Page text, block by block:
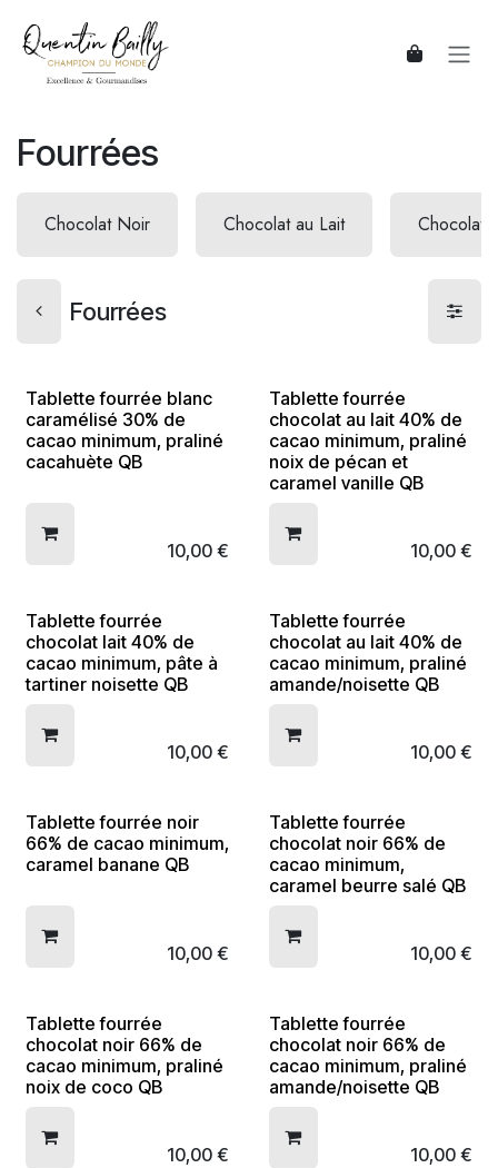
Fourrées
Chocolat Noir Chocolat au Lait Chocolat
Fourrées
Tablette fourrée blanc
caramélisé 30% de
cacao minimum, praliné
cacahuète QB
10,00 €
Tablette fourrée
chocolat au lait 40% de
cacao minimum, praliné
noix de pécan et
caramel vanille QB
10,00 €
Tablette fourrée
chocolat lait 40% de
cacao minimum, pâte à
tartiner noisette QB
10,00 €
Tablette fourrée
chocolat au lait 40% de
cacao minimum, praliné
amande/noisette QB
10,00 €
Tablette fourrée noir
66% de cacao minimum,
caramel banane QB
10,00 €
Tablette fourrée
chocolat noir 66% de
cacao minimum,
caramel beurre salé QB
10,00 €
Tablette fourrée
chocolat noir 66% de
cacao minimum, praliné
noix de coco QB
10,00 €
Tablette fourrée
chocolat noir 66% de
cacao minimum, praliné
amande/noisette QB
10,00 €